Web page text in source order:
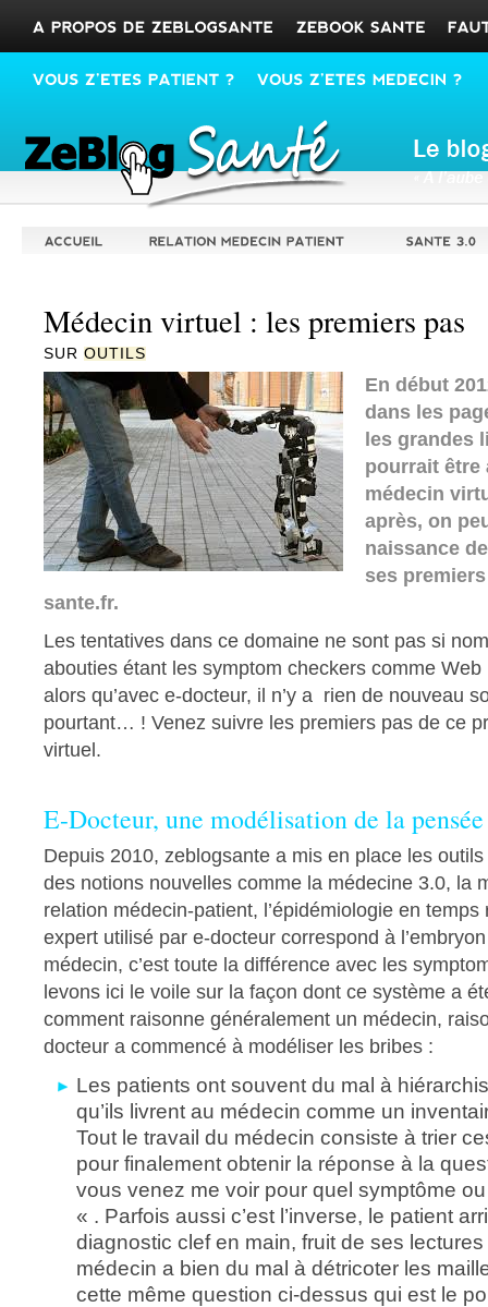
Médecin virtuel : les premiers pas
SUR OUTILS
En début
dans les
les grandes
pourrait être
médecin
après, on
naissance
ses
sante.fr.
Les tentatives dans ce domaine ne sont pas si
abouties étant les symptom checkers comme Web
alors qu’avec e-docteur, il n’y a rien de nouveau
pourtant… ! Venez suivre les premiers pas de ce
virtuel.
E-Docteur, une modélisation de la
Depuis 2010, zeblogsante a mis en place les
des notions nouvelles comme la médecine 3.0, la
relation médecin-patient, l’épidémiologie en
expert utilisé par e-docteur correspond à
médecin, c’est toute la différence avec les
levons ici le voile sur la façon dont ce système a
comment raisonne généralement un médecin,
docteur a commencé à modéliser les bribes :
Les patients ont souvent du mal à
qu’ils livrent au médecin comme un
Tout le travail du médecin consiste à trier
pour finalement obtenir la réponse à la
vous venez me voir pour quel symptôme
« . Parfois aussi c’est l’inverse, le patient
diagnostic clef en main, fruit de ses
médecin a bien du mal à détricoter les
cette même question ci-dessus qui est le